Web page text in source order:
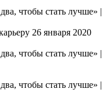
26 января 2020